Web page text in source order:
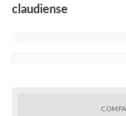
claudiense